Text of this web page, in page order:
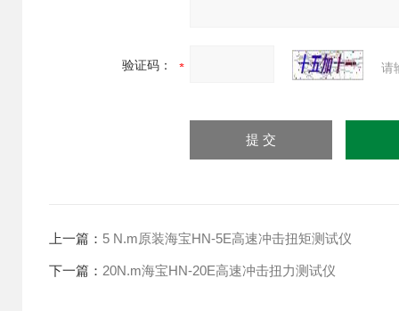
验证码： 请
上一篇： 5 N.m原装海宝HN-5E高速冲击扭矩测试仪
下一篇： 20N.m海宝HN-20E高速冲击扭力测试仪